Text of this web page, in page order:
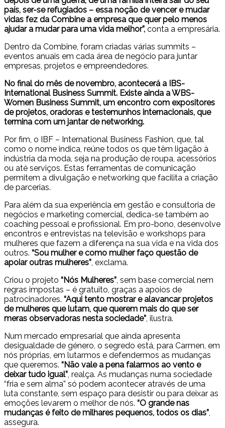
país, ser-se refugiados – essa noção de vencer e mudar
vidas fez da Combine a empresa que quer pelo menos
ajudar a mudar para uma vida melhor”, conta a empresária.
Dentro da Combine, foram criadas várias summits –
eventos anuais em cada área de negócio para juntar
empresas, projetos e empreendedores.
No final do mês de novembro, acontecerá a IBS-
International Business Summit. Existe ainda a WBS-
Women Business Summit, um encontro com expositores
de projetos, oradoras e testemunhos internacionais, que
termina com um jantar de networking.
Por fim, o IBF – International Business Fashion, que, tal
como o nome indica, reúne todos os que têm ligação à
indústria da moda, seja na produção de roupa, acessórios
ou até serviços. Estas ferramentas de comunicação
permitem a divulgação e networking que facilita a criação
de parcerias.
Para além da sua experiência em gestão e consultoria de
negócios e marketing comercial, dedica-se também ao
coaching pessoal e profissional. Em pro-bono, desenvolve
encontros e entrevistas na televisão e workshops para
mulheres que fazem a diferença na sua vida e na vida dos
outros. “Sou mulher e como mulher faço questão de
apoiar outras mulheres”, exclama.
Criou o projeto “Nós Mulheres”, sem base comercial nem
regras impostas – é gratuito, graças a apoios de
patrocinadores. “Aqui tento mostrar e alavancar projetos
de mulheres que lutam, que querem mais do que ser
meras observadoras nesta sociedade”, ilustra.
Num mercado empresarial que ainda apresenta
desigualdade de género, o segredo está, para Carmen, em
nós próprias, em lutarmos e defendermos as mudanças
que queremos. “Não vale a pena falarmos ao vento e
deixar tudo igual”, realça. As mudanças numa sociedade
“fria e sem alma” só podem acontecer através de uma
luta constante, sem espaço para desistir ou para deixar as
emoções levarem o melhor de nós. “O grande nas
mudanças é feito de milhares pequenos, todos os dias”,
assegura.